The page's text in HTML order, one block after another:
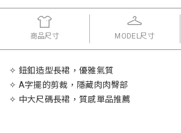
商品尺寸 MODEL尺寸
✧ 鈕釦造型長裙，優雅氣質
✧ A字擺的剪裁，隱藏肉肉臀部
✧ 中大尺碼長裙，質感單品推薦